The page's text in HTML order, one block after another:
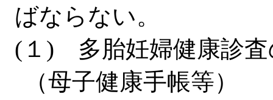
ばならない。
(１) 多胎妊婦健康診査
（母子健康手帳等）